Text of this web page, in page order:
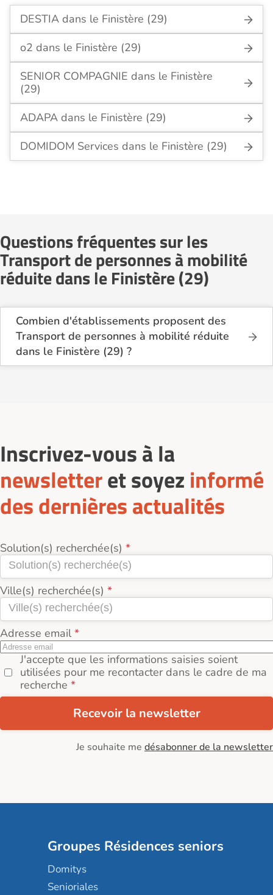
DESTIA dans le Finistère (29)
o2 dans le Finistère (29)
SENIOR COMPAGNIE dans le Finistère
(29)
ADAPA dans le Finistère (29)
DOMIDOM Services dans le Finistère (29)
Questions fréquentes sur les
Transport de personnes à mobilité
réduite dans le Finistère (29)
Combien d'établissements proposent des
Transport de personnes à mobilité réduite
dans le Finistère (29) ?
Sur le site Logement-seniors.com, on recense
Inscrivez-vous à la
newsletteret soyez informé
des dernières actualités
Solution(s) recherchée(s)
Ville(s) recherchée(s)
Adresse email
J'accepte que les informations saisies soient
utilisées pour me recontacter dans le cadre de ma
recherche
Recevoir la newsletter
Je souhaite me désabonner de la newsletter
Groupes Résidences seniors
Domitys
Senioriales